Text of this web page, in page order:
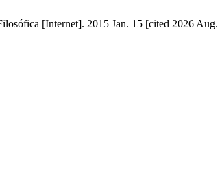
[Internet]. 2015 Jan. 15 [cited 2026